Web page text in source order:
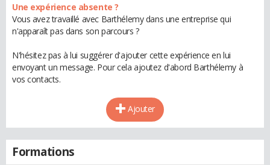
Une expérience absente ?
Vous avez travaillé avec Barthélemy dans une entreprise qui
n'apparaît pas dans son parcours ?
N'hésitez pas à lui suggérer d'ajouter cette expérience en lui
envoyant un message. Pour cela ajoutez d'abord Barthélemy à
vos contacts.
Ajouter
Formations